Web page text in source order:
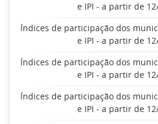
e IPI - a partir de
Índices de participação dos
e IPI - a partir de
Índices de participação dos
e IPI - a partir de
Índices de participação dos
e IPI - a partir de